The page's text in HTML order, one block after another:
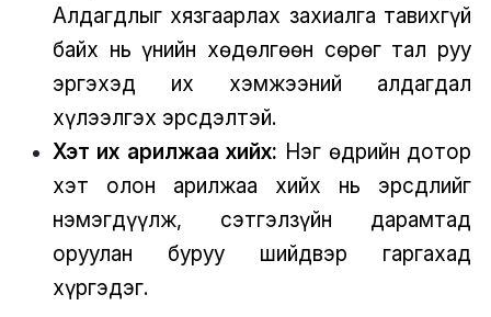
Алдагдлыг хязгаарлах захиалга тавихгүй
байх нь үнийн хөдөлгөөн сөрөг тал руу
эргэхэд их хэмжээний алдагдал
хүлээлгэх эрсдэлтэй.
Хэт их арилжаа хийх: Нэг өдрийн дотор
хэт олон арилжаа хийх нь эрсдлийг
нэмэгдүүлж, сэтгэлзүйн дарамтад
оруулан буруу шийдвэр гаргахад
хүргэдэг.